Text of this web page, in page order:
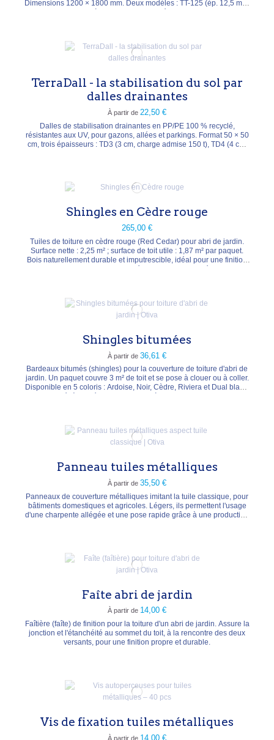
Dimensions 1200 × 1800 mm. Deux modèles : TT-125 (ép. 12,5 mm,
TerraDall - la stabilisation du sol par
dalles drainantes
À partir de 22,50 €
Dalles de stabilisation drainantes en PP/PE 100 % recyclé,
résistantes aux UV, pour gazons, allées et parkings. Format 50 × 50
cm, trois épaisseurs : TD3 (3 cm, charge admise 150 t), TD4 (4 cm,
Shingles en Cèdre rouge
265,00 €
Tuiles de toiture en cèdre rouge (Red Cedar) pour abri de jardin.
Surface nette : 2,25 m² ; surface de toit utile : 1,87 m² par paquet.
Bois naturellement durable et imputrescible, idéal pour une finition
Shingles bitumées
À partir de 36,61 €
Bardeaux bitumés (shingles) pour la couverture de toiture d'abri de
jardin. Un paquet couvre 3 m² de toit et se pose à clouer ou à coller.
Disponible en 5 coloris : Ardoise, Noir, Cèdre, Riviera et Dual black.
Panneau tuiles métalliques
À partir de 35,50 €
Panneaux de couverture métalliques imitant la tuile classique, pour
bâtiments domestiques et agricoles. Légers, ils permettent l'usage
d'une charpente allégée et une pose rapide grâce à une production
Faîte abri de jardin
À partir de 14,00 €
Faîtière (faîte) de finition pour la toiture d'un abri de jardin. Assure la
jonction et l'étanchéité au sommet du toit, à la rencontre des deux
versants, pour une finition propre et durable.
Vis de fixation tuiles métalliques
À partir de 14,00 €